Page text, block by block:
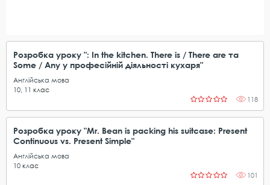
Розробка уроку ": In the kitchen. There is / There are та
Some / Any у професійній діяльності кухаря"
Англійська мова
10 11 клас
118
Розробка уроку "Mr. Bean is packing his suitcase: Present
Continuous vs. Present Simple"
Англійська мова
10 клас
101